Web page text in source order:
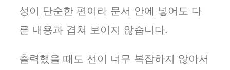
성이 단순한 편이라 문서 안에 넣어도 다
른 내용과 겹쳐 보이지 않습니다.
출력했을 때도 선이 너무 복잡하지 않아서